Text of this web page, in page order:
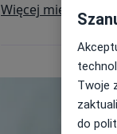
Więcej
Twoje
do